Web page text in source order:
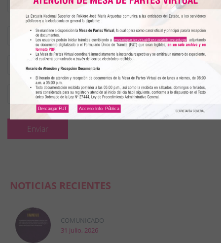
Nombre(*)
Teléfono
NOTICIAS RECIENTES
COMUNICADO
31 julio, 2026
Descargar FUT Acceso Info. Pública
mesadepartesvirtual@escuelafolklore.edu.pe